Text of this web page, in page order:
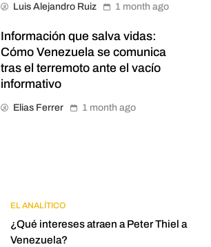
Luis Alejandro Ruiz 1 month ago
Información que salva vidas:
Cómo Venezuela se comunica
tras el terremoto ante el vacío
informativo
Elias Ferrer 1 month ago
EL ANALÍTICO
¿Qué intereses atraen a Peter Thiel a
Venezuela?